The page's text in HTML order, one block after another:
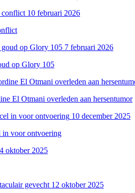
10 februari 2026
7 februari 2026
op Glory 105
El Otmani overleden aan hersentumor
10 december 2025
in voor ontvoering
oktober 2025
12 oktober 2025